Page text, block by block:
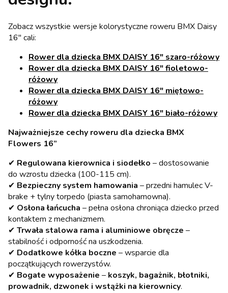
Zobacz wszystkie wersje kolorystyczne roweru BMX Daisy
16" cali:
Rower dla dziecka BMX DAISY 16" szaro-różowy
Rower dla dziecka BMX DAISY 16" fioletowo-
różowy
Rower dla dziecka BMX DAISY 16" miętowo-
różowy
Rower dla dziecka BMX DAISY 16" biało-różowy
Najważniejsze cechy roweru dla dziecka BMX
Flowers 16”
✔ Regulowana kierownica i siodełko – dostosowanie
do wzrostu dziecka (100-115 cm).
✔ Bezpieczny system hamowania – przedni hamulec V-
brake + tylny torpedo (piasta samohamowna).
✔ Osłona łańcucha – pełna osłona chroniąca dziecko przed
kontaktem z mechanizmem.
✔ Trwała stalowa rama i aluminiowe obręcze –
stabilność i odporność na uszkodzenia.
✔ Dodatkowe kółka boczne – wsparcie dla
początkujących rowerzystów.
✔ Bogate wyposażenie – koszyk, bagażnik, błotniki,
prowadnik, dzwonek i wstążki na kierownicy.